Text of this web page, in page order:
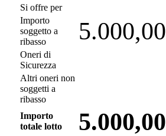
Si offre per
Importo
soggetto a
ribasso
5.000,00
Oneri di
Sicurezza
Altri oneri non
soggetti a
ribasso
Importo
totale lotto
5.000,00